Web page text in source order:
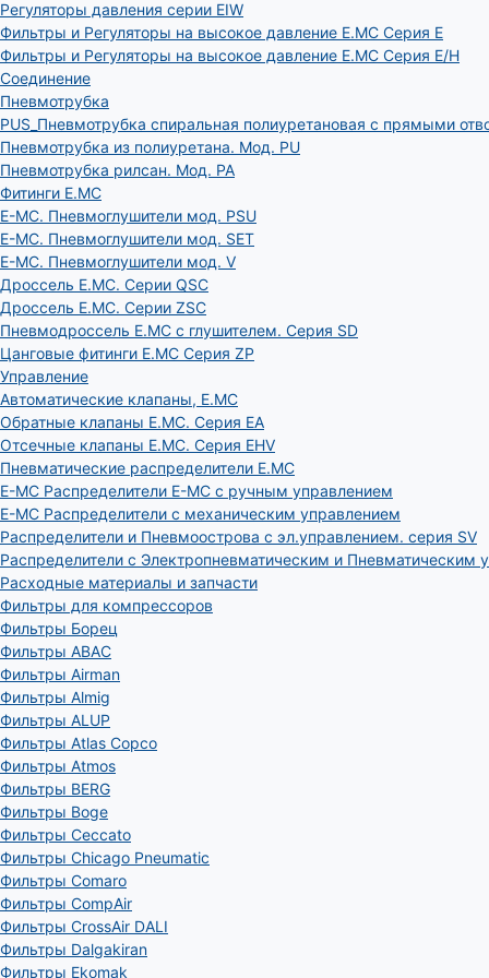
Регуляторы давления серии EIW
Фильтры и Регуляторы на высокое давление E.MC Серия E
Фильтры и Регуляторы на высокое давление E.MC Серия E/H
Соединение
Пневмотрубка
PUS_Пневмотрубка спиральная полиуретановая с прямыми
Пневмотрубка из полиуретана. Мод. РU
Пневмотрубка рилсан. Мод. PA
Фитинги E.MC
E-MC. Пневмоглушители мод. PSU
E-MC. Пневмоглушители мод. SET
E-MC. Пневмоглушители мод. V
Дроссель E.MC. Серии QSC
Дроссель E.MC. Серии ZSC
Пневмодроссель E.MC с глушителем. Серия SD
Цанговые фитинги E.MC Серия ZP
Управление
Автоматические клапаны, Е.МС
Обратные клапаны E.MC. Серия EA
Отсечные клапаны E.MC. Серия EHV
Пневматические распределители E.MC
E-MC Распределители E-MC с ручным управлением
E-MC Распределители с механическим управлением
Распределители и Пневмоострова с эл.управлением. серия SV
Распределители с Электропневматическим и Пневматическим
Расходные материалы и запчасти
Фильтры для компрессоров
Фильтры Борец
Фильтры ABAC
Фильтры Airman
Фильтры Almig
Фильтры ALUP
Фильтры Atlas Copco
Фильтры Atmos
Фильтры BERG
Фильтры Boge
Фильтры Ceccato
Фильтры Chicago Pneumatic
Фильтры Comaro
Фильтры CompAir
Фильтры CrossAir DALI
Фильтры Dalgakiran
Фильтры Ekomak